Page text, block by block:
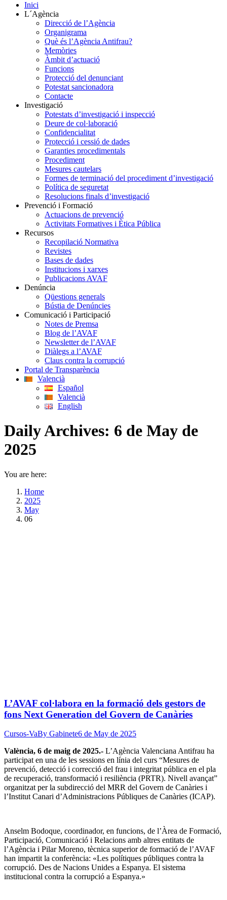
Inici
L´Agència
Direcció de l’Agència
Organigrama
Què és l’Agència Antifrau?
Memòries
Àmbit d’actuació
Funcions
Protecció del denunciant
Potestat sancionadora
Contacte
Investigació
Potestats d’investigació i inspecció
Deure de col·laboració
Confidencialitat
Protecció i cessió de dades
Garanties procedimentals
Procediment
Mesures cautelars
Formes de terminació del procediment d’investigació
Política de seguretat
Resolucions finals d’investigació
Prevenció i Formació
Actuacions de prevenció
Activitats Formatives i Ètica Pública
Recursos
Recopilació Normativa
Revistes
Bases de dades
Institucions i xarxes
Publicacions AVAF
Denúncia
Qüestions generals
Bústia de Denúncies
Comunicació i Participació
Notes de Premsa
Blog de l’AVAF
Newsletter de l’AVAF
Diàlegs a l’AVAF
Claus contra la corrupció
Portal de Transparència
Valencià
Español
Valencià
English
Daily Archives: 6 de May de
2025
You are here:
Home
2025
May
06
L’AVAF col·labora en la formació dels gestors de
fons Next Generation del Govern de Canàries
Cursos-VaBy Gabinete6 de May de 2025
València, 6 de maig de 2025.- L’Agència Valenciana Antifrau ha
participat en una de les sessions en línia del curs “Mesures de
prevenció, detecció i correcció del frau i integritat pública en el pla
de recuperació, transformació i resiliència (PRTR). Nivell avançat”
organitzat per la subdirecció del MRR del Govern de Canàries i
l’Institut Canari d’Administracions Públiques de Canàries (ICAP).
Anselm Bodoque, coordinador, en funcions, de l’Àrea de Formació,
Participació, Comunicació i Relacions amb altres entitats de
l’Agència i Pilar Moreno, tècnica superior de formació de l’AVAF
han impartit la conferència: «Les polítiques públiques contra la
corrupció. Des de Nacions Unides a Espanya. El sistema
institucional contra la corrupció a Espanya.»